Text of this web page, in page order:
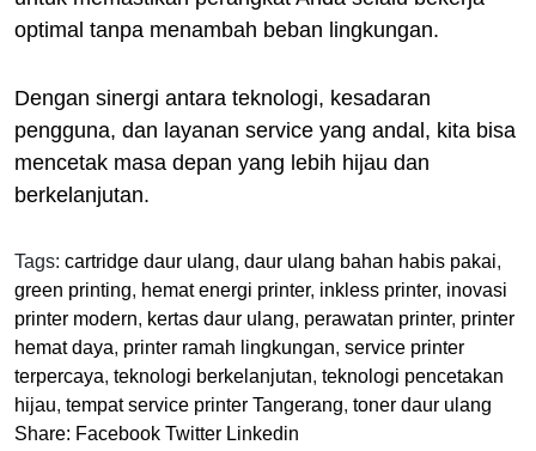
optimal tanpa menambah beban lingkungan.
Dengan sinergi antara teknologi, kesadaran
pengguna, dan layanan service yang andal, kita bisa
mencetak masa depan yang lebih hijau dan
berkelanjutan.
Tags: cartridge daur ulang, daur ulang bahan habis pakai,
green printing, hemat energi printer, inkless printer, inovasi
printer modern, kertas daur ulang, perawatan printer, printer
hemat daya, printer ramah lingkungan, service printer
terpercaya, teknologi berkelanjutan, teknologi pencetakan
hijau, tempat service printer Tangerang, toner daur ulang
Share: Facebook Twitter Linkedin